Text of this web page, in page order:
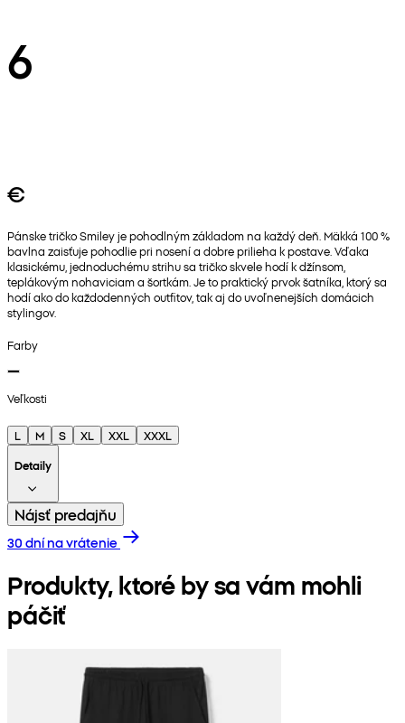
6
€
Pánske tričko Smiley je pohodlným základom na každý deň. Mäkká 100 %
bavlna zaisťuje pohodlie pri nosení a dobre prilieha k postave. Vďaka
klasickému, jednoduchému strihu sa tričko skvele hodí k džínsom,
teplákovým nohaviciam a šortkám. Je to praktický prvok šatníka, ktorý sa
hodí ako do každodenných outfitov, tak aj do uvoľnenejších domácich
stylingov.
Farby
Veľkosti
L M S XL XXL
XXXL
Detaily
Nájsť predajňu
30 dní na vrátenie
Produkty, ktoré by sa vám mohli
páčiť